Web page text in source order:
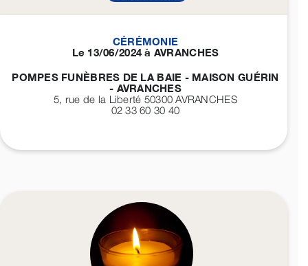
CÉRÉMONIE
Le 13/06/2024 à AVRANCHES
POMPES FUNÈBRES DE LA BAIE - MAISON GUÉRIN
- AVRANCHES
5, rue de la Liberté 50300AVRANCHES
02 33 60 30 40